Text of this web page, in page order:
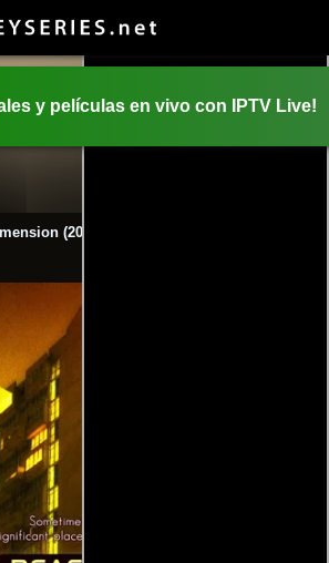
y películas en vivo con IPTV Live!
(2009)